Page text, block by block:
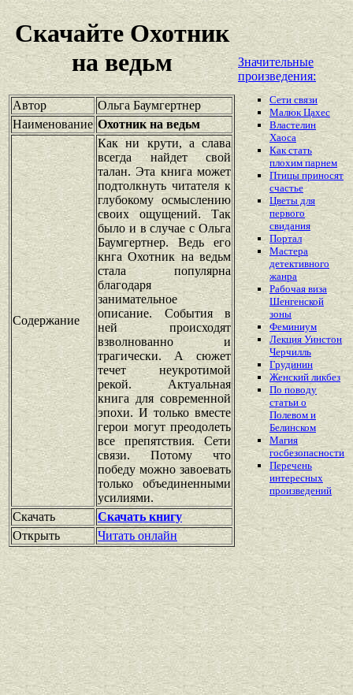
Скачайте Охотник
на ведьм
Автор
Ольга Баумгертнер
Наименование Охотник на ведьм
Содержание
Как ни крути, а слава
всегда найдет свой
талан. Эта книга может
подтолкнуть читателя к
глубокому осмыслению
своих ощущений. Так
было и в случае с Ольга
Баумгертнер. Ведь его
кнга Охотник на ведьм
стала популярна
благодаря
занимательное
описание. События в
ней происходят
взволнованно и
трагически. А сюжет
течет неукротимой
рекой. Актуальная
книга для современной
эпохи. И только вместе
герои могут преодолеть
все препятствия. Сети
связи. Потому что
победу можно завоевать
только объединенными
усилиями.
Скачать
Скачать книгу
Открыть
Читать онлайн
Значительные
произведения:
Сети связи
Малюк Цахес
Властелин
Хаоса
Как стать
плохим парнем
Птицы приносят
счастье
Цветы для
первого
свидания
Портал
Мастера
детективного
жанра
Рабочая виза
Шенгенской
зоны
Феминиум
Лекция Уинстон
Черчилль
Грудинин
Женский ликбез
По поводу
статьи о
Полевом и
Белинском
Магия
госбезопасности
Перечень
интересных
произведений